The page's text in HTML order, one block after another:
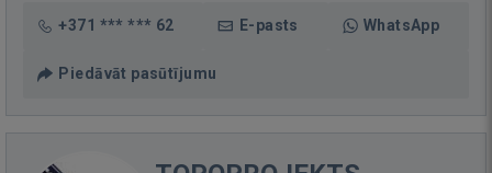
+371 *** *** 62 E-pasts WhatsApp
Piedāvāt pasūtījumu